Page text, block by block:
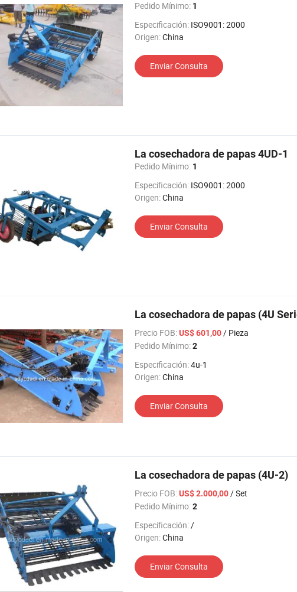
Pedido Mínimo: 1
Especificación: ISO9001: 2000
Origen:China
Enviar Consulta
La cosechadora de papas 4UD-1
Pedido Mínimo: 1
Especificación: ISO9001: 2000
Origen:China
Enviar Consulta
La cosechadora de papas (4U
Precio FOB:US$ 601,00/ Pieza
Pedido Mínimo:2
Especificación:4u-1
Origen:China
Enviar Consulta
La cosechadora de papas (4U-2)
Precio FOB:US$ 2.000,00/ Set
Pedido Mínimo:2
Especificación:/
Origen:China
Enviar Consulta